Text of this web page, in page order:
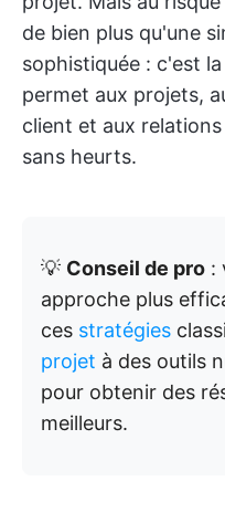
de bien plus qu'une
sophistiquée : c'est
permet aux projets,
client et aux
sans heurts.
💡 Conseil de pro :
approche plus
ces stratégies
projet à des outils
pour obtenir des
meilleurs.